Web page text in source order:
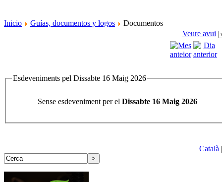
Inicio Guías, documentos y logos
Documentos
Veure avui
Esdeveniments pel Dissabte 16 Maig 2026
Sense esdeveniment per el Dissabte 16 Maig 2026
Català